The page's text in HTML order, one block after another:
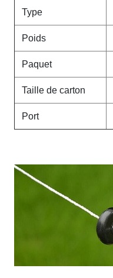
Type
Poids
Paquet
Taille de carton
Port